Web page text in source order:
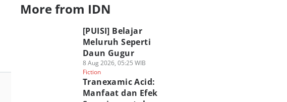
More from IDN
[PUISI] Belajar
Meluruh Seperti
Daun Gugur
8 Aug 2026, 05:25 WIB
Fiction
Tranexamic Acid:
Manfaat dan Efek